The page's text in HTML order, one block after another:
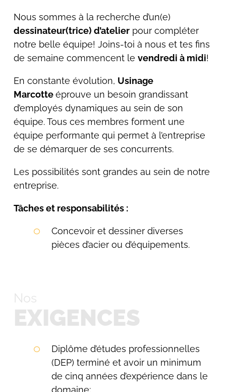
Nous sommes à la recherche d’un(e)
dessinateur(trice) d’atelierpour compléter
notre belle équipe! Joins-toi à nous et tes fins
de semaine commencent le vendredi à midi!
En constante évolution, Usinage
Marcotteéprouve un besoin grandissant
d’employés dynamiques au sein de son
équipe. Tous ces membres forment une
équipe performante qui permet à l’entreprise
de se démarquer de ses concurrents.
Les possibilités sont grandes au sein de notre
entreprise.
Tâches et responsabilités :
Concevoir et dessiner diverses
pièces d’acier ou d’équipements.
Nos
EXIGENCES
Diplôme d’études professionnelles
(DEP) terminé et avoir un minimum
de cinq années d’expérience dans le
domaine;